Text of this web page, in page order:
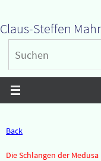
Inhalt
springen
Claus-Steffen
Back
Die Schlangen der Medusa